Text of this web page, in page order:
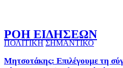
ΡΟΗ ΕΙΔΗΣΕΩΝ
ΠΟΛΙΤΙΚΗ ΣΗΜΑΝΤΙΚΟ
Μητσοτάκης: Επιλέγουμε τη